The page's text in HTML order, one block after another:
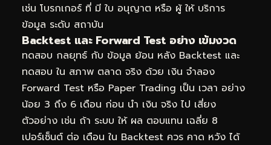
เช่น โบรกเกอร์ ที่ มี ใบ อนุญาต หรือ ผู้ ให้ บริการ
ข้อมูล ระดับ สถาบัน
Backtest และ Forward Test อย่าง เข้มงวด
ทดสอบ กลยุทธ์ กับ ข้อมูล ย้อน หลัง Backtest และ
ทดสอบ ใน สภาพ ตลาด จริง ด้วย เงิน จำลอง
Forward Test หรือ Paper Trading เป็น เวลา อย่าง
น้อย 3 ถึง 6 เดือน ก่อน นำ เงิน จริง ไป เสี่ยง
ตัวอย่าง เช่น ถ้า ระบบ ให้ ผล ตอบแทน เฉลี่ย 8
เปอร์เซ็นต์ ต่อ เดือน ใน Backtest ควร คาด หวัง ได้